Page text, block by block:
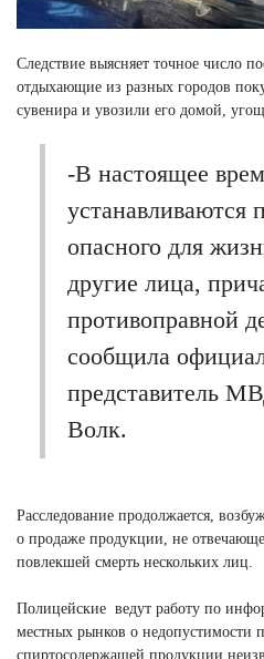
Следствие выясняет точное число
отдыхающие из разных городов
сувенира и увозили его домой,
-В настоящее
устанавливаются
опасного для
другие лица,
противоправной
сообщила
представитель
Волк.
Расследование продолжается,
о продаже продукции, не
повлекшей смерть нескольких лиц.
Полицейские ведут работу по
местных рынков о недопустимости
спиртосодержащей продукции